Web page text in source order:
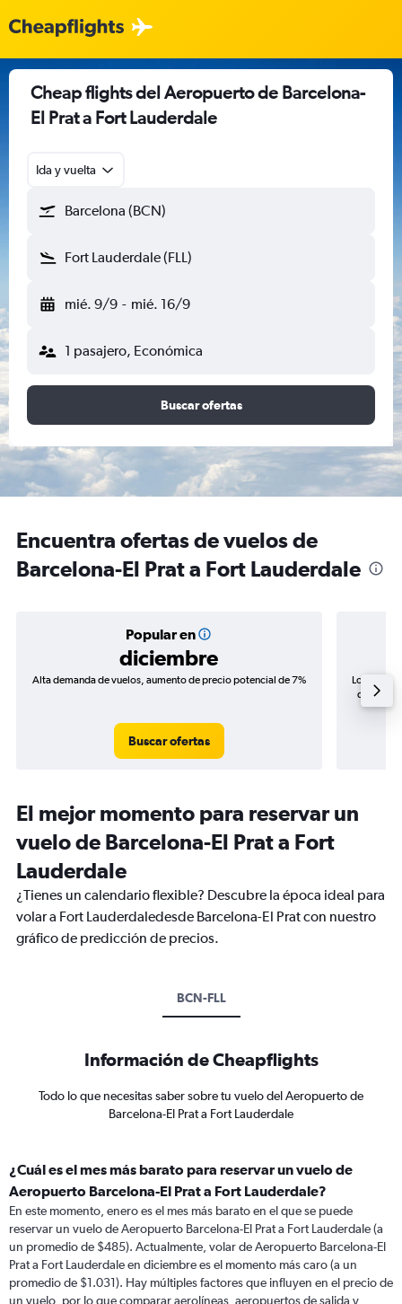
Cheap flights del Aeropuerto de Barcelona-
El Prat a Fort Lauderdale
Ida y vuelta
Barcelona (BCN)
Fort Lauderdale (FLL)
mié. 9/9 - mié. 16/9
1 pasajero, Económica
Buscar ofertas
Encuentra ofertas de vuelos de
Barcelona-El Prat a Fort Lauderdale
Popular en
diciembre
Alta demanda de vuelos, aumento de precio potencial de 7%
Buscar ofertas
Los
de
El mejor momento para reservar un
vuelo de Barcelona-El Prat a Fort
Lauderdale
¿Tienes un calendario flexible? Descubre la época ideal para
volar a Fort Lauderdaledesde Barcelona-El Prat con nuestro
gráfico de predicción de precios.
BCN-FLL
Información de Cheapflights
Todo lo que necesitas saber sobre tu vuelo del Aeropuerto de
Barcelona-El Prat a Fort Lauderdale
¿Cuál es el mes más barato para reservar un vuelo de
Aeropuerto Barcelona-El Prat a Fort Lauderdale?
En este momento, enero es el mes más barato en el que se puede
reservar un vuelo de Aeropuerto Barcelona-El Prat a Fort Lauderdale (a
un promedio de $485). Actualmente, volar de Aeropuerto Barcelona-El
Prat a Fort Lauderdale en diciembre es el momento más caro (a un
promedio de $1.031). Hay múltiples factores que influyen en el precio de
un vuelo, por lo que comparar aerolíneas, aeropuertos de salida y